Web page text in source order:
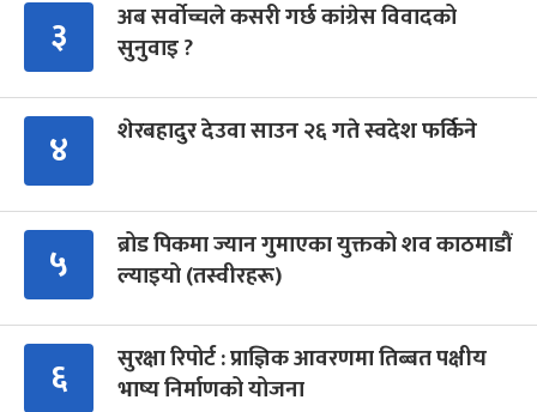
३
अब सर्वोच्चले कसरी गर्छ कांग्रेस विवादको
सुनुवाइ ?
४ शेरबहादुर देउवा साउन २६ गते स्वदेश फर्किने
५
ब्रोड पिकमा ज्यान गुमाएका युक्तको शव काठमाडौं
ल्याइयो (तस्वीरहरू)
६
सुरक्षा रिपोर्ट : प्राज्ञिक आवरणमा तिब्बत पक्षीय
भाष्य निर्माणको योजना